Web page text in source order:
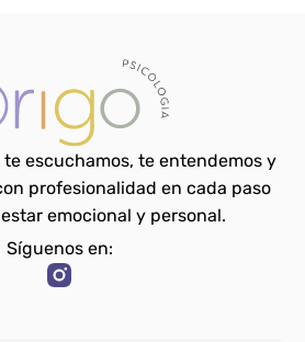
te escuchamos, te entendemos y
profesionalidad en cada paso
emocional y personal.
Síguenos en: